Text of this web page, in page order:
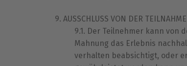
AUSSCHLUSS VON DER TEILNAHME
Der Teilnehmer kann von
Mahnung das Erlebnis
verhalten beabsichtigt, oder